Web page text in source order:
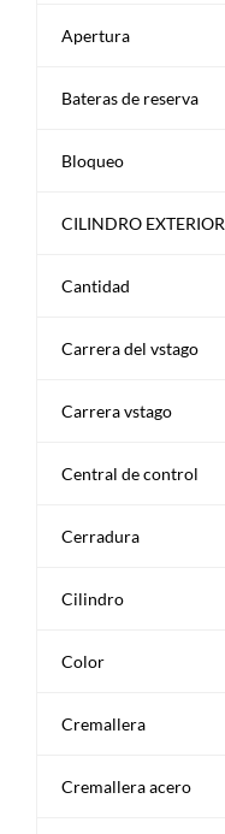
Apertura
Bateras de reserva
Bloqueo
CILINDRO EXTERIOR
Cantidad
Carrera del vstago
Carrera vstago
Central de control
Cerradura
Cilindro
Color
Cremallera
Cremallera acero